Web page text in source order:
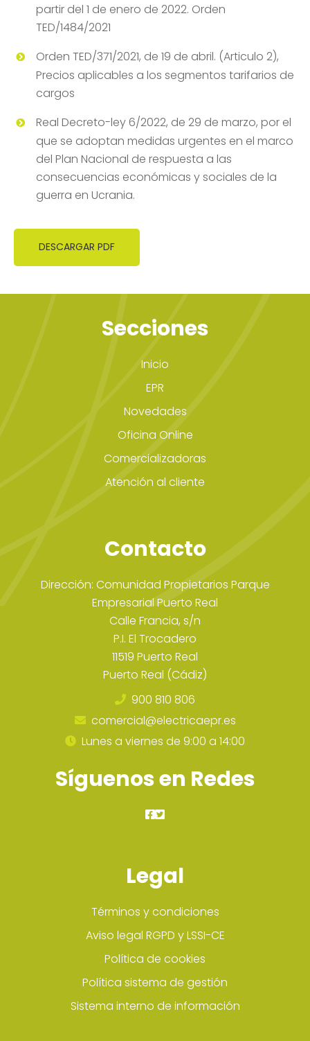
partir del 1 de enero de 2022. Orden
TED/1484/2021
Orden TED/371/2021, de 19 de abril. (Articulo 2),
Precios aplicables a los segmentos tarifarios de
cargos
Real Decreto-ley 6/2022, de 29 de marzo, por el
que se adoptan medidas urgentes en el marco
del Plan Nacional de respuesta a las
consecuencias económicas y sociales de la
guerra en Ucrania.
DESCARGAR PDF
Secciones
Inicio
EPR
Novedades
Oficina Online
Comercializadoras
Atención al cliente
Contacto
Dirección: Comunidad Propietarios Parque
Empresarial Puerto Real
Calle Francia, s/n
P.I. El Trocadero
11519 Puerto Real
Puerto Real (Cádiz)
900 810 806
comercial@electricaepr.es
Lunes a viernes de 9:00 a 14:00
Síguenos en Redes
Legal
Términos y condiciones
Aviso legal RGPD y LSSI-CE
Política de cookies
Política sistema de gestión
Sistema interno de información